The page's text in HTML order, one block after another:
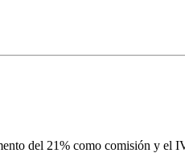
del 21% como comisión y el